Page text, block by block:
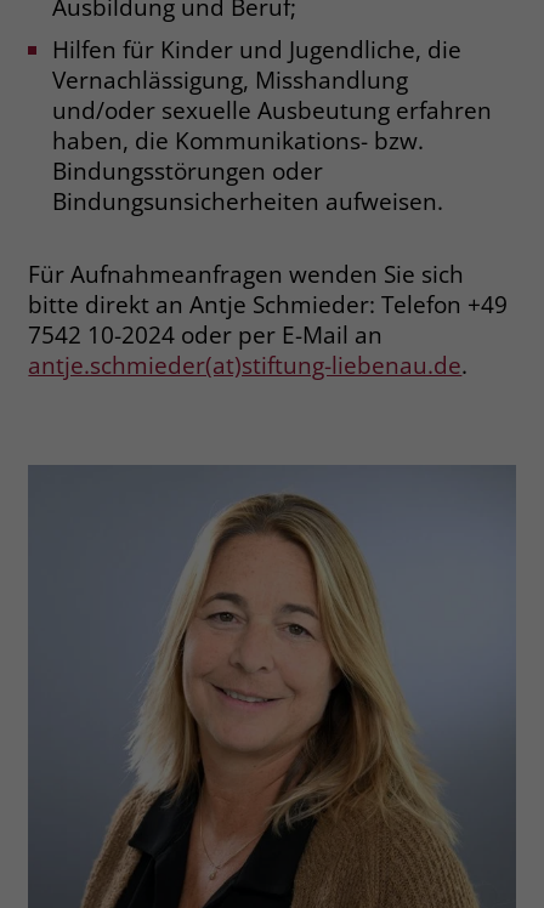
Ausbildung und Beruf;
Hilfen für Kinder und Jugendliche, die
Vernachlässigung, Misshandlung
und/oder sexuelle Ausbeutung erfahren
haben, die Kommunikations- bzw.
Bindungsstörungen oder
Bindungsunsicherheiten aufweisen.
Für Aufnahmeanfragen wenden Sie sich
bitte direkt an Antje Schmieder: Telefon +49
7542 10-2024 oder per E-Mail an
antje.schmieder(at)stiftung-liebenau.de.
Name _fbp
Anbieter Facebook
Laufzeit 3 Monate
Der Zweck von _fbp ist vollständig auf
Cookie ist ein Erstanbieter-Cookie, d. h.
Facebook platziert es, während ein
Verbraucher auf Facebook ist. Dieses
Cookie verfolgt die Besuche eines
gesammelten Daten nutzen, um den
Nutzer besser zu verstehen und
bessere, relevantere Werbung zu
zeigen. Das _fbp-Cookie sammelt keine
persönlich identifizierbaren
Informationen und wird von Facebook
nur platziert, um Daten an das
Unternehmen zurückzusenden.